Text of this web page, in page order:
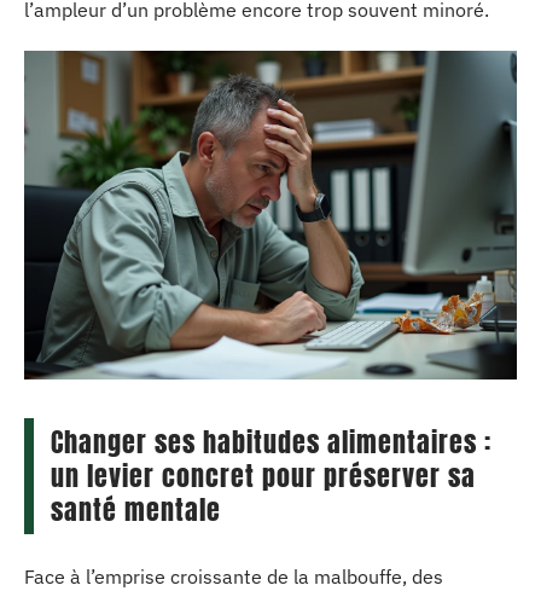
l’ampleur d’un problème encore trop souvent minoré.
Changer ses habitudes alimentaires :
un levier concret pour préserver sa
santé mentale
Face à l’emprise croissante de la malbouffe, des